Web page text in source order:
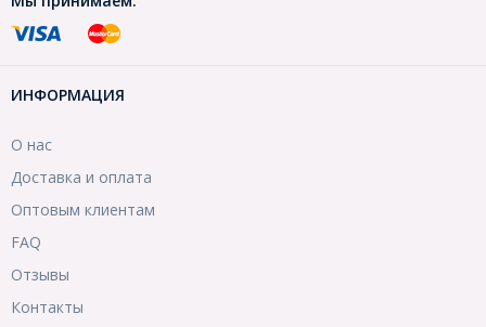
ИНФОРМАЦИЯ
О нас
Доставка и оплата
Оптовым клиентам
FAQ
Отзывы
Контакты